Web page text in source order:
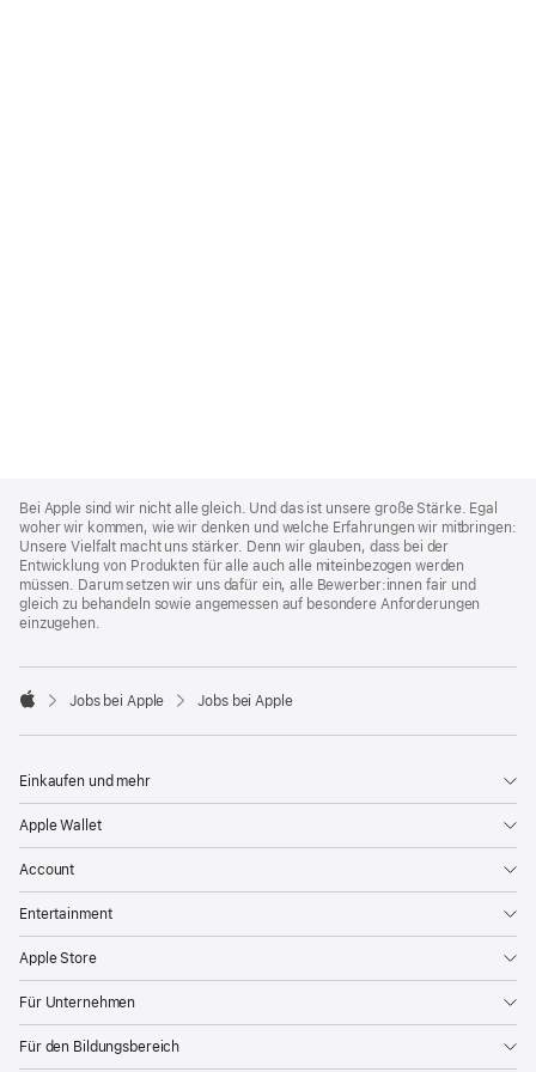
Footer
Bei Apple sind wir nicht alle gleich. Und das ist unsere große Stärke. Egal
woher wir kommen, wie wir denken und welche Erfahrungen wir mitbringen:
Unsere Vielfalt macht uns stärker. Denn wir glauben, dass bei der
Entwicklung von Produkten für alle auch alle miteinbezogen werden
müssen. Darum setzen wir uns dafür ein, alle Bewerber:innen fair und
gleich zu behandeln sowie angemessen auf besondere Anforderungen
einzugehen.

Jobs bei Apple Jobs bei Apple
Einkaufen und mehr
Apple Wallet
Account
Entertainment
Apple Store
Für Unternehmen
Für den Bildungsbereich